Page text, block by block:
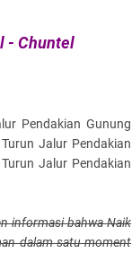
- Chuntel
Pendakian Gunung
Jalur Pendakian
Jalur Pendakian
informasi bahwa Naik
dalam satu moment